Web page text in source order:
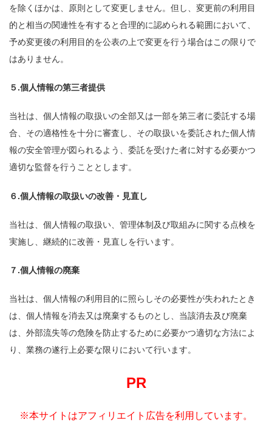
を除くほかは、原則として変更しません。但し、変更前の利用目
的と相当の関連性を有すると合理的に認められる範囲において、
予め変更後の利用目的を公表の上で変更を行う場合はこの限りで
はありません。
５.個人情報の第三者提供
当社は、個人情報の取扱いの全部又は一部を第三者に委託する場
合、その適格性を十分に審査し、その取扱いを委託された個人情
報の安全管理が図られるよう、委託を受けた者に対する必要かつ
適切な監督を行うこととします。
６.個人情報の取扱いの改善・見直し
当社は、個人情報の取扱い、管理体制及び取組みに関する点検を
実施し、継続的に改善・見直しを行います。
７.個人情報の廃棄
当社は、個人情報の利用目的に照らしその必要性が失われたとき
は、個人情報を消去又は廃棄するものとし、当該消去及び廃棄
は、外部流失等の危険を防止するために必要かつ適切な方法によ
り、業務の遂行上必要な限りにおいて行います。
PR
※本サイトはアフィリエイト広告を利用しています。